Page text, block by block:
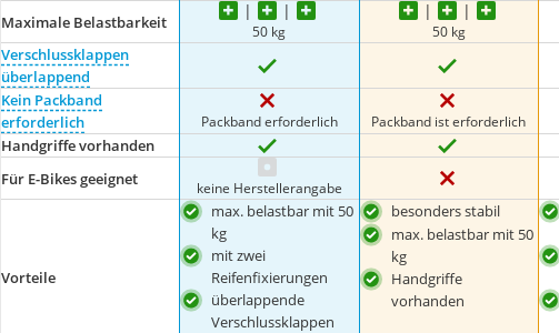
Maximale Belastbarkeit
50 kg 50 kg
Verschlussklappen
überlappend
Kein Packband
erforderlich
Packband erforderlich Packband ist erforderlich
Handgriffe vorhanden
Für E-Bikes geeignet
keine Herstellerangabe
Vorteile
max. belastbar mit 50
kg
mit zwei
Reifenfixierungen
überlappende
Verschlussklappen
besonders stabil
max. belastbar mit 50
kg
Handgriffe
vorhanden